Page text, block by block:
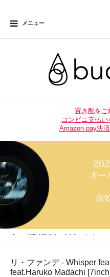
メニュー
置き配をご
コンビニ支払
Amazon pay決
リ・ファンデ - Whisper
feat.Haruko Madachi